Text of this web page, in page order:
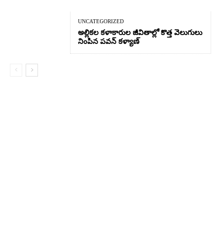
UNCATEGORIZED
అల్లికల కళాకారుల జీవితాల్లో కొత్త వెలుగులు
నింపిన పవన్ కళ్యాణ్